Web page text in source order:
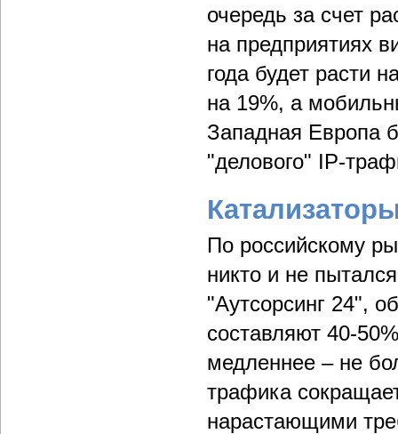
очередь за счет
на предприятиях
года будет расти
на 19%, а
Западная Европа
"делового" IP-
По российскому
никто и не
"Аутсорсинг 24",
составляют 40-
медленнее – не
трафика
нарастающими